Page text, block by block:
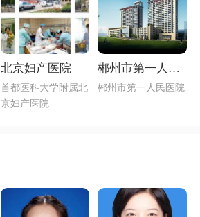
北京妇产医院
首都医科大学附属北
京妇产医院
郴州市第一人民
医院简介（三级
郴州市第一人民医院